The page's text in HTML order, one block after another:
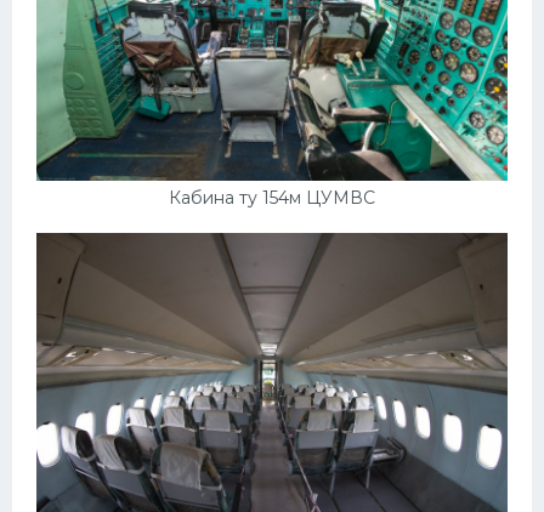
Кабина ту 154м ЦУМВС
Камаз
Автобусы
Хонда
Грузовики
УАЗ
Кадиллак
Автокемпер
Феррари
Поезда
Мотоциклы
Ямаха